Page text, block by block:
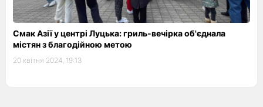
Смак Азії у центрі Луцька: гриль-вечірка об'єднала
містян з благодійною метою
20 квітня 2024, 19:13